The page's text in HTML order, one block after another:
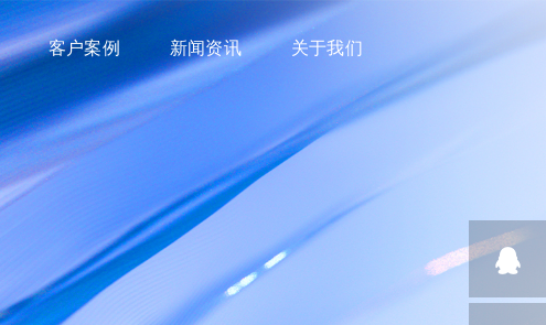
客户案例 新闻资讯 关于我们